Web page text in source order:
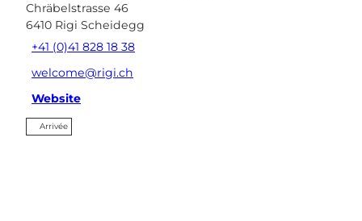
Chräbelstrasse 46
6410 Rigi Scheidegg
+41 (0)41 828 18 38
welcome@rigi.ch
Website
Arrivée